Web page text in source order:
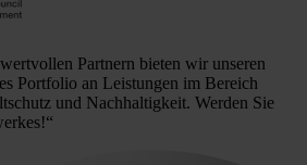
Partnern bieten wir unseren
Portfolio an Leistungen im Bereich
und Nachhaltigkeit. Werden Sie